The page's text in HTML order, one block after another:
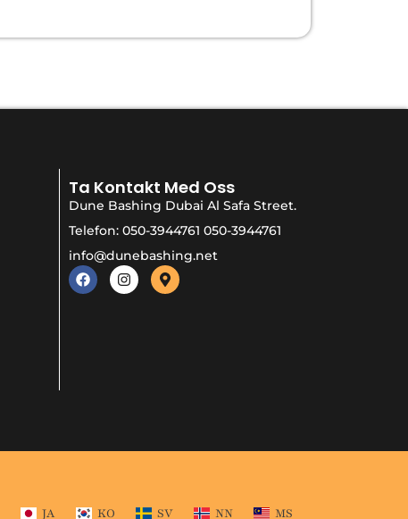
Ta Kontakt Med Oss
Dune Bashing Dubai Al Safa Street.
Telefon: 050-3944761 050-3944761
info@dunebashing.net
JA KO SV NN MS